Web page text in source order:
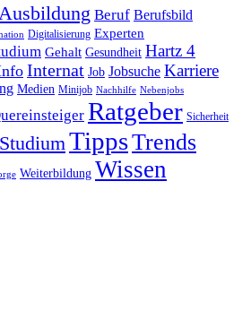
Ausbildung Beruf Berufsbild
Digitalisierung Experten
Gehalt Gesundheit Hartz 4
Internat Job Jobsuche Karriere
Medien Minijob Nachhilfe Nebenjobs
Ratgeber Sicherheit
Studium TippsTrends
Weiterbildung Wissen